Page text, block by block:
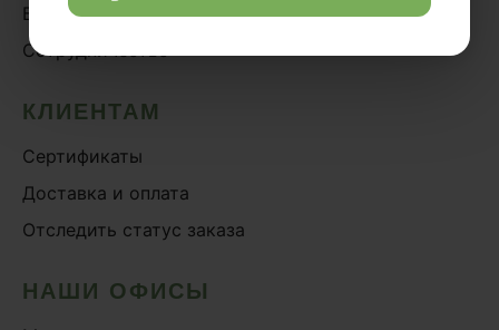
Блог
Сотрудничество
КЛИЕНТАМ
Сертификаты
Доставка и оплата
Отследить статус заказа
НАШИ ОФИСЫ